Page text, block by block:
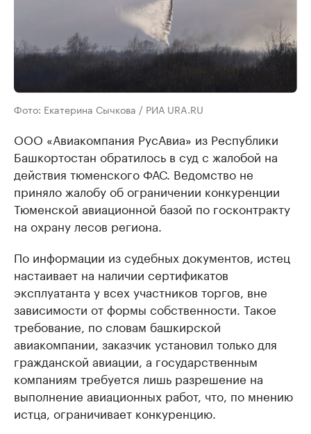
Фото: Екатерина Сычкова / РИА URA.RU
ООО «Авиакомпания РусАвиа» из Республики
Башкортостан обратилось в суд с жалобой на
действия тюменского ФАС. Ведомство не
приняло жалобу об ограничении конкуренции
Тюменской авиационной базой по госконтракту
на охрану лесов региона.
По информации из судебных документов, истец
настаивает на наличии сертификатов
эксплуатанта у всех участников торгов, вне
зависимости от формы собственности. Такое
требование, по словам башкирской
авиакомпании, заказчик установил только для
гражданской авиации, а государственным
компаниям требуется лишь разрешение на
выполнение авиационных работ, что, по мнению
истца, ограничивает конкуренцию.